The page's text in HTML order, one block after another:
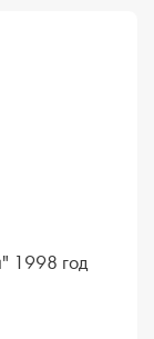
1998 год